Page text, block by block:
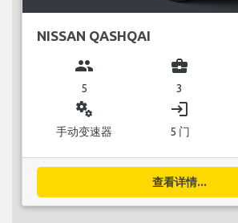
NISSAN QASHQAI
group
5
business_center
3
miscellaneous_services
手动变速器
login
5 门
查看详情...